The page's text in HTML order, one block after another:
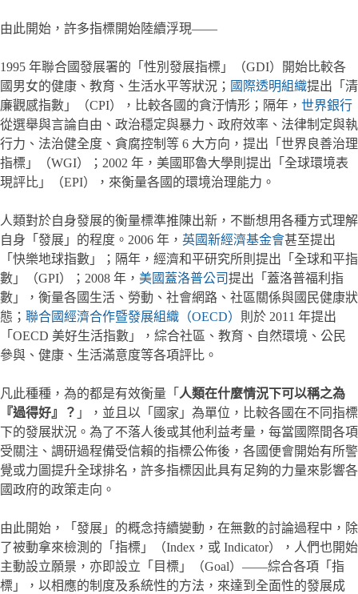
由此開始，許多指標開始陸續浮現——
1995 年聯合國發展署的「性別發展指標」（GDI）開始比較各
國男女的健康、教育、生活水平等狀況； 國際透明組織提出「清
廉觀感指數」（CPI），比較各國的貪汙情形；隔年， 世界銀行
從選舉與言論自由、政治穩定與暴力、政府效率、法律制定與執
行力、法治健全度、貪腐控制等 6 大方向，提出「世界良善治理
指標」（WGI）；2002 年，美國耶魯大學則提出「全球環境表
現評比」（EPI），來衡量各國的環境治理能力。
人類對於自身發展的衡量標準推陳出新，不斷想用各種方式理解
自身「發展」的程度。2006 年， 英國新經濟基金會甚至提出
「快樂地球指數」；隔年，經濟和平研究所則提出「全球和平指
數」（GPI）；2008 年， 美國蓋洛普公司提出「蓋洛普福利指
數」，衡量各國生活、勞動、社會網路、社區關係與國民健康狀
態； 聯合國經濟合作暨發展組織（OECD） 則於 2011 年提出
「OECD 美好生活指數」，綜合社區、教育、自然環境、公民
參與、健康、生活滿意度等各項評比。
凡此種種，為的都是有效衡量「 人類在什麼情況下可以稱之為
『過得好』？ 」，並且以「國家」為單位，比較各國在不同指標
下的發展狀況。為了不落人後或其他利益考量，每當國際間各項
受關注、調研過程備受信賴的指標公佈後，各國便會開始有所警
覺或力圖提升全球排名，許多指標因此具有足夠的力量來影響各
國政府的政策走向。
由此開始，「發展」的概念持續變動，在無數的討論過程中，除
了被動拿來檢測的「指標」（Index，或 Indicator），人們也開始
主動設立願景，亦即設立「目標」（Goal）——綜合各項「指
標」，以相應的制度及系統性的方法，來達到全面性的發展成